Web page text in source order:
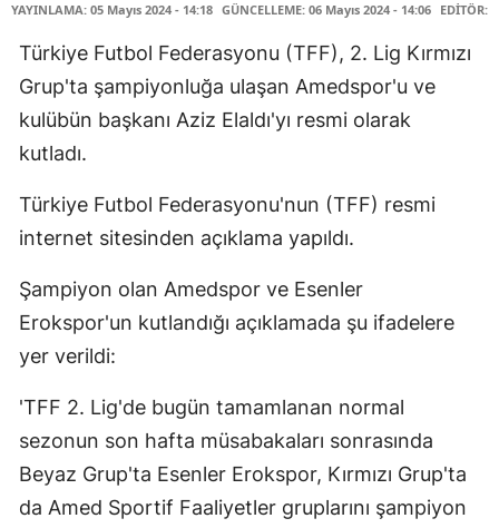
YAYINLAMA: 05 Mayıs 2024 - 14:18 GÜNCELLEME: 06 Mayıs 2024 - 14:06 EDİTÖR:
Türkiye Futbol Federasyonu (TFF), 2. Lig Kırmızı
Grup'ta şampiyonluğa ulaşan Amedspor'u ve
kulübün başkanı Aziz Elaldı'yı resmi olarak
kutladı.
Türkiye Futbol Federasyonu'nun (TFF) resmi
internet sitesinden açıklama yapıldı.
Şampiyon olan Amedspor ve Esenler
Erokspor'un kutlandığı açıklamada şu ifadelere
yer verildi:
'TFF 2. Lig'de bugün tamamlanan normal
sezonun son hafta müsabakaları sonrasında
Beyaz Grup'ta Esenler Erokspor, Kırmızı Grup'ta
da Amed Sportif Faaliyetler gruplarını şampiyon